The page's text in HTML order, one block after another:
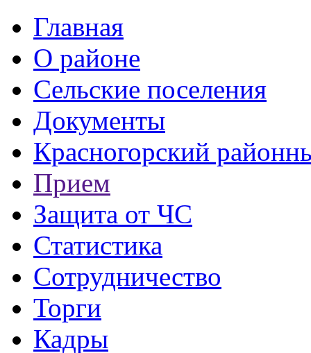
Главная
О районе
Сельские поселения
Документы
Красногорский
Прием
Защита от ЧС
Статистика
Сотрудничество
Торги
Кадры